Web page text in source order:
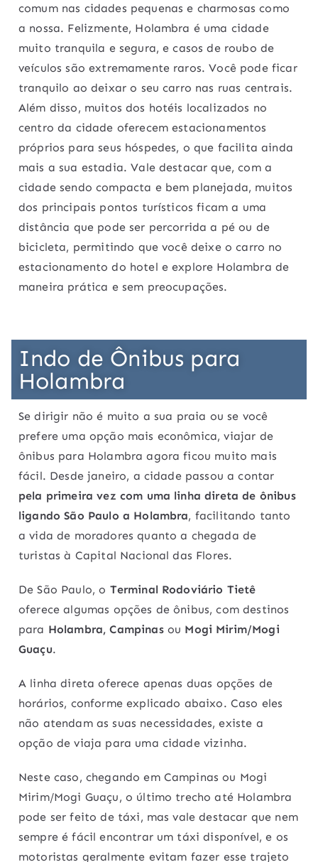
comum nas cidades pequenas e charmosas como
a nossa. Felizmente, Holambra é uma cidade
muito tranquila e segura, e casos de roubo de
veículos são extremamente raros. Você pode ficar
tranquilo ao deixar o seu carro nas ruas centrais.
Além disso, muitos dos hotéis localizados no
centro da cidade oferecem estacionamentos
próprios para seus hóspedes, o que facilita ainda
mais a sua estadia. Vale destacar que, com a
cidade sendo compacta e bem planejada, muitos
dos principais pontos turísticos ficam a uma
distância que pode ser percorrida a pé ou de
bicicleta, permitindo que você deixe o carro no
estacionamento do hotel e explore Holambra de
maneira prática e sem preocupações.
Indo de Ônibus para
Holambra
Se dirigir não é muito a sua praia ou se você
prefere uma opção mais econômica, viajar de
ônibus para Holambra agora ficou muito mais
fácil. Desde janeiro, a cidade passou a contar
pela primeira vez com uma linha direta de ônibus
ligando São Paulo a Holambra, facilitando tanto
a vida de moradores quanto a chegada de
turistas à Capital Nacional das Flores.
De São Paulo, o Terminal Rodoviário Tietê
oferece algumas opções de ônibus, com destinos
para Holambra, Campinasou Mogi Mirim/Mogi
Guaçu.
A linha direta oferece apenas duas opções de
horários, conforme explicado abaixo. Caso eles
não atendam as suas necessidades, existe a
opção de viaja para uma cidade vizinha.
Neste caso, chegando em Campinas ou Mogi
Mirim/Mogi Guaçu, o último trecho até Holambra
pode ser feito de táxi, mas vale destacar que nem
sempre é fácil encontrar um táxi disponível, e os
motoristas geralmente evitam fazer esse trajeto